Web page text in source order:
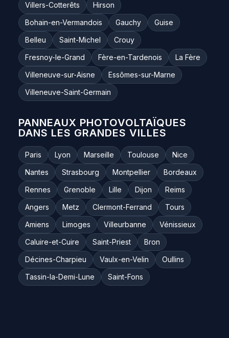
Villers-Cotterêts
Hirson
Bohain-en-Vermandois
Gauchy
Guise
Belleu
Saint-Michel
Crouy
Fresnoy-le-Grand
Fère-en-Tardenois
La Fère
Villeneuve-sur-Aisne
Essômes-sur-Marne
Villeneuve-Saint-Germain
PANNEAUX PHOTOVOLTAÏQUES
DANS LES GRANDES VILLES
Paris Lyon Marseille Toulouse
Nice
Nantes
Strasbourg Montpellier
Bordeaux
Rennes
Grenoble Lille Dijon
Reims
Angers
Metz Clermont-Ferrand
Tours
Amiens
Limoges Villeurbanne
Vénissieux
Caluire-et-Cuire
Saint-Priest
Bron
Décines-Charpieu
Vaulx-en-Velin
Oullins
Tassin-la-Demi-Lune
Saint-Fons